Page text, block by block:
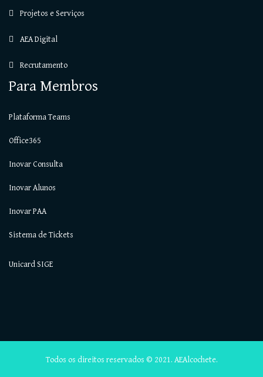
Projetos e Serviços
AEA Digital
Recrutamento
Para Membros
Plataforma Teams
Office365
Inovar Consulta
Inovar Alunos
Inovar PAA
Sistema de Tickets
Unicard SIGE
Todos os direitos reservados © 2021. AEAlcochete.